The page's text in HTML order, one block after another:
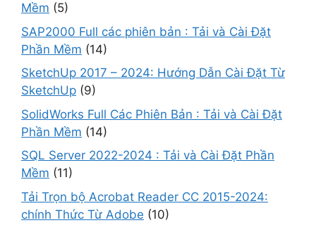
Mềm (5)
SAP2000 Full các phiên bản : Tải và Cài Đặt
Phần Mềm (14)
SketchUp 2017 – 2024: Hướng Dẫn Cài Đặt Từ
SketchUp (9)
SolidWorks Full Các Phiên Bản : Tải và Cài Đặt
Phần Mềm (14)
SQL Server 2022-2024 : Tải và Cài Đặt Phần
Mềm (11)
Tải Trọn bộ Acrobat Reader CC 2015-2024:
chính Thức Từ Adobe (10)